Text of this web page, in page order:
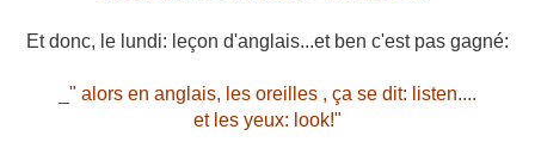
Et donc, le lundi: leçon d'anglais...et ben c'est pas gagné:
_" alors en anglais, les oreilles , ça se dit: listen....
et les yeux: look!"